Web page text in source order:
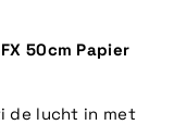
50cm Papier
de lucht in met